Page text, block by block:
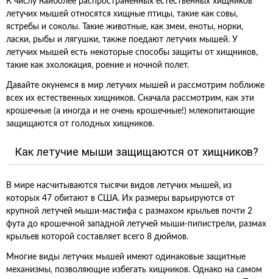
летучих мышей относятся хищные птицы, такие как совы,
ястребы и соколы. Такие животные, как змеи, еноты, норки,
ласки, рыбы и лягушки, также поедают летучих мышей. У
летучих мышей есть некоторые способы защиты от хищников,
такие как эхолокация, роение и ночной полет.
Давайте окунемся в мир летучих мышей и рассмотрим поближе
всех их естественных хищников. Сначала рассмотрим, как эти
крошечные (а иногда и не очень крошечные!) млекопитающие
защищаются от голодных хищников.
Как летучие мыши защищаются от хищников?
В мире насчитываются тысячи видов летучих мышей, из
которых 47 обитают в США. Их размеры варьируются от
крупной летучей мыши-мастифа с размахом крыльев почти 2
фута до крошечной западной летучей мыши-пипистрели, размах
крыльев которой составляет всего 8 дюймов.
Многие виды летучих мышей имеют одинаковые защитные
механизмы, позволяющие избегать хищников. Однако на самом